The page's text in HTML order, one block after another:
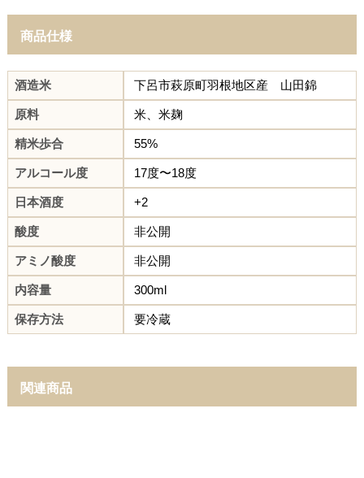
商品仕様
酒造米 下呂市萩原町羽根地区産 山田錦
原料 米、米麹
精米歩合 55%
アルコール度 17度〜18度
日本酒度 +2
酸度 非公開
アミノ酸度 非公開
内容量 300ml
保存方法 要冷蔵
関連商品